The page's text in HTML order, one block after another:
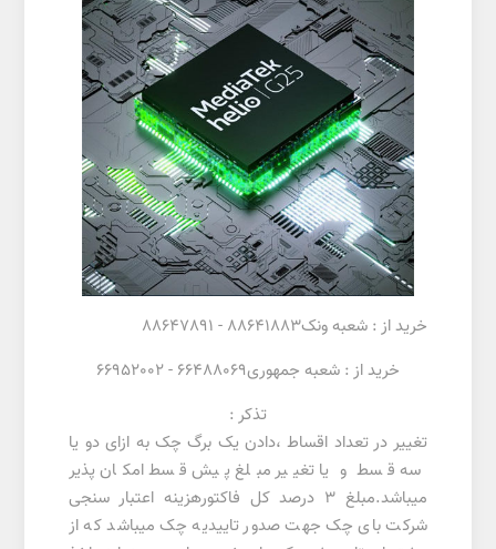
خرید از : شعبه ونک88641883 - 88647891
خرید از : شعبه جمهوری66488069 - 66952002
تذکر :
تغییر در تعداد اقساط ،دادن یک برگ چک به ازای دو یا
سه قسط و یا تغییر مبلغ پیش قسط امکان پذیر
میباشد.مبلغ 3 درصد کل فاکتورهزینه اعتبار سنجی
شرکت بای چک جهت صدور تاییدیه چک میباشد که از